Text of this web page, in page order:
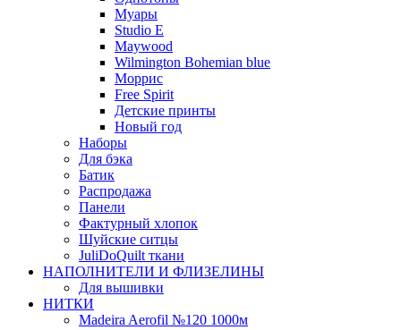
Муары
Studio E
Maywood
Wilmington Bohemian blue
Моррис
Free Spirit
Детские принты
Новый год
Наборы
Для бэка
Батик
Распродажа
Панели
Фактурный хлопок
Шуйские ситцы
JuliDoQuilt ткани
НАПОЛНИТЕЛИ И ФЛИЗЕЛИНЫ
Для вышивки
НИТКИ
Madeira Aerofil №120 1000м